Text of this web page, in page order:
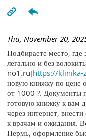
Thu, November 20,
Подбираете место, где
легально и без
no1.ru]https://klinika-
новую книжку по
от 1000 ?. Документы
готовую книжку к вам
через интернет,
к врачам и ожидания.
Пермь, оформление